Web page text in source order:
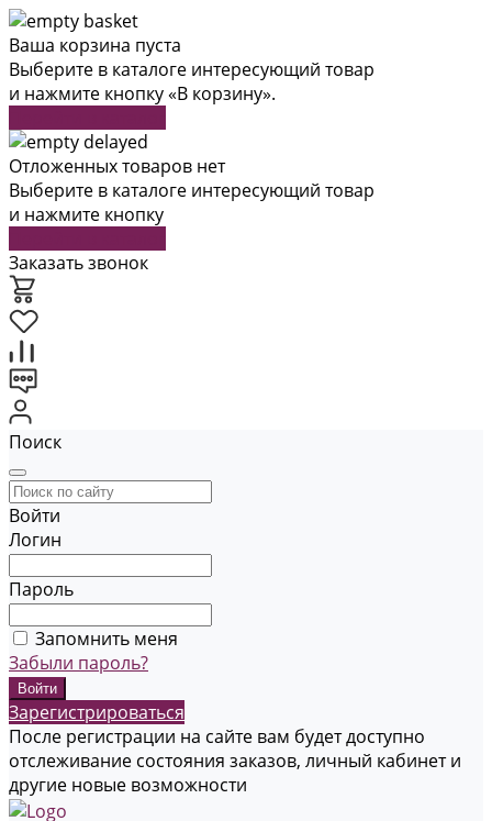
Ваша корзина пуста
Выберите в каталоге интересующий товар
и нажмите кнопку «В корзину».
Отложенных товаров нет
Выберите в каталоге интересующий товар
и нажмите кнопку
Заказать звонок
Поиск
Войти
Логин
Пароль
Запомнить меня
Забыли пароль?
Зарегистрироваться
После регистрации на сайте вам будет доступно
отслеживание состояния заказов, личный кабинет и
другие новые возможности